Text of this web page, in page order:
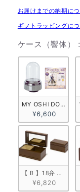
お届けまでの納期に
ギフトラッピングに
ケース（響体） :
MY OSHI DOME
¥6,600
【 B 】18弁 塗装箱
¥6,820